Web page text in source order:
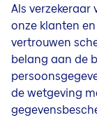
Als verzekeraar
onze klanten
vertrouwen
belang aan de
de wetgeving